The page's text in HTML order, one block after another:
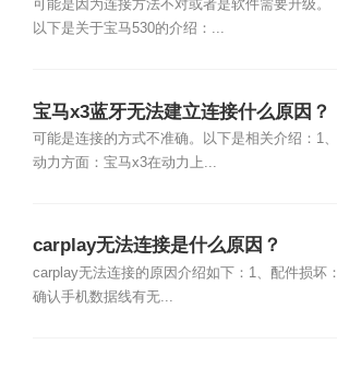
可能是因为连接方法不对或者是软件需要升级。
以下是关于宝马530的介绍：...
宝马x3蓝牙无法建立连接什么原因？
可能是连接的方式不准确。以下是相关介绍：1、
动力方面：宝马x3在动力上...
carplay无法连接是什么原因？
carplay无法连接的原因介绍如下：1、配件损坏：
确认手机数据线有无...